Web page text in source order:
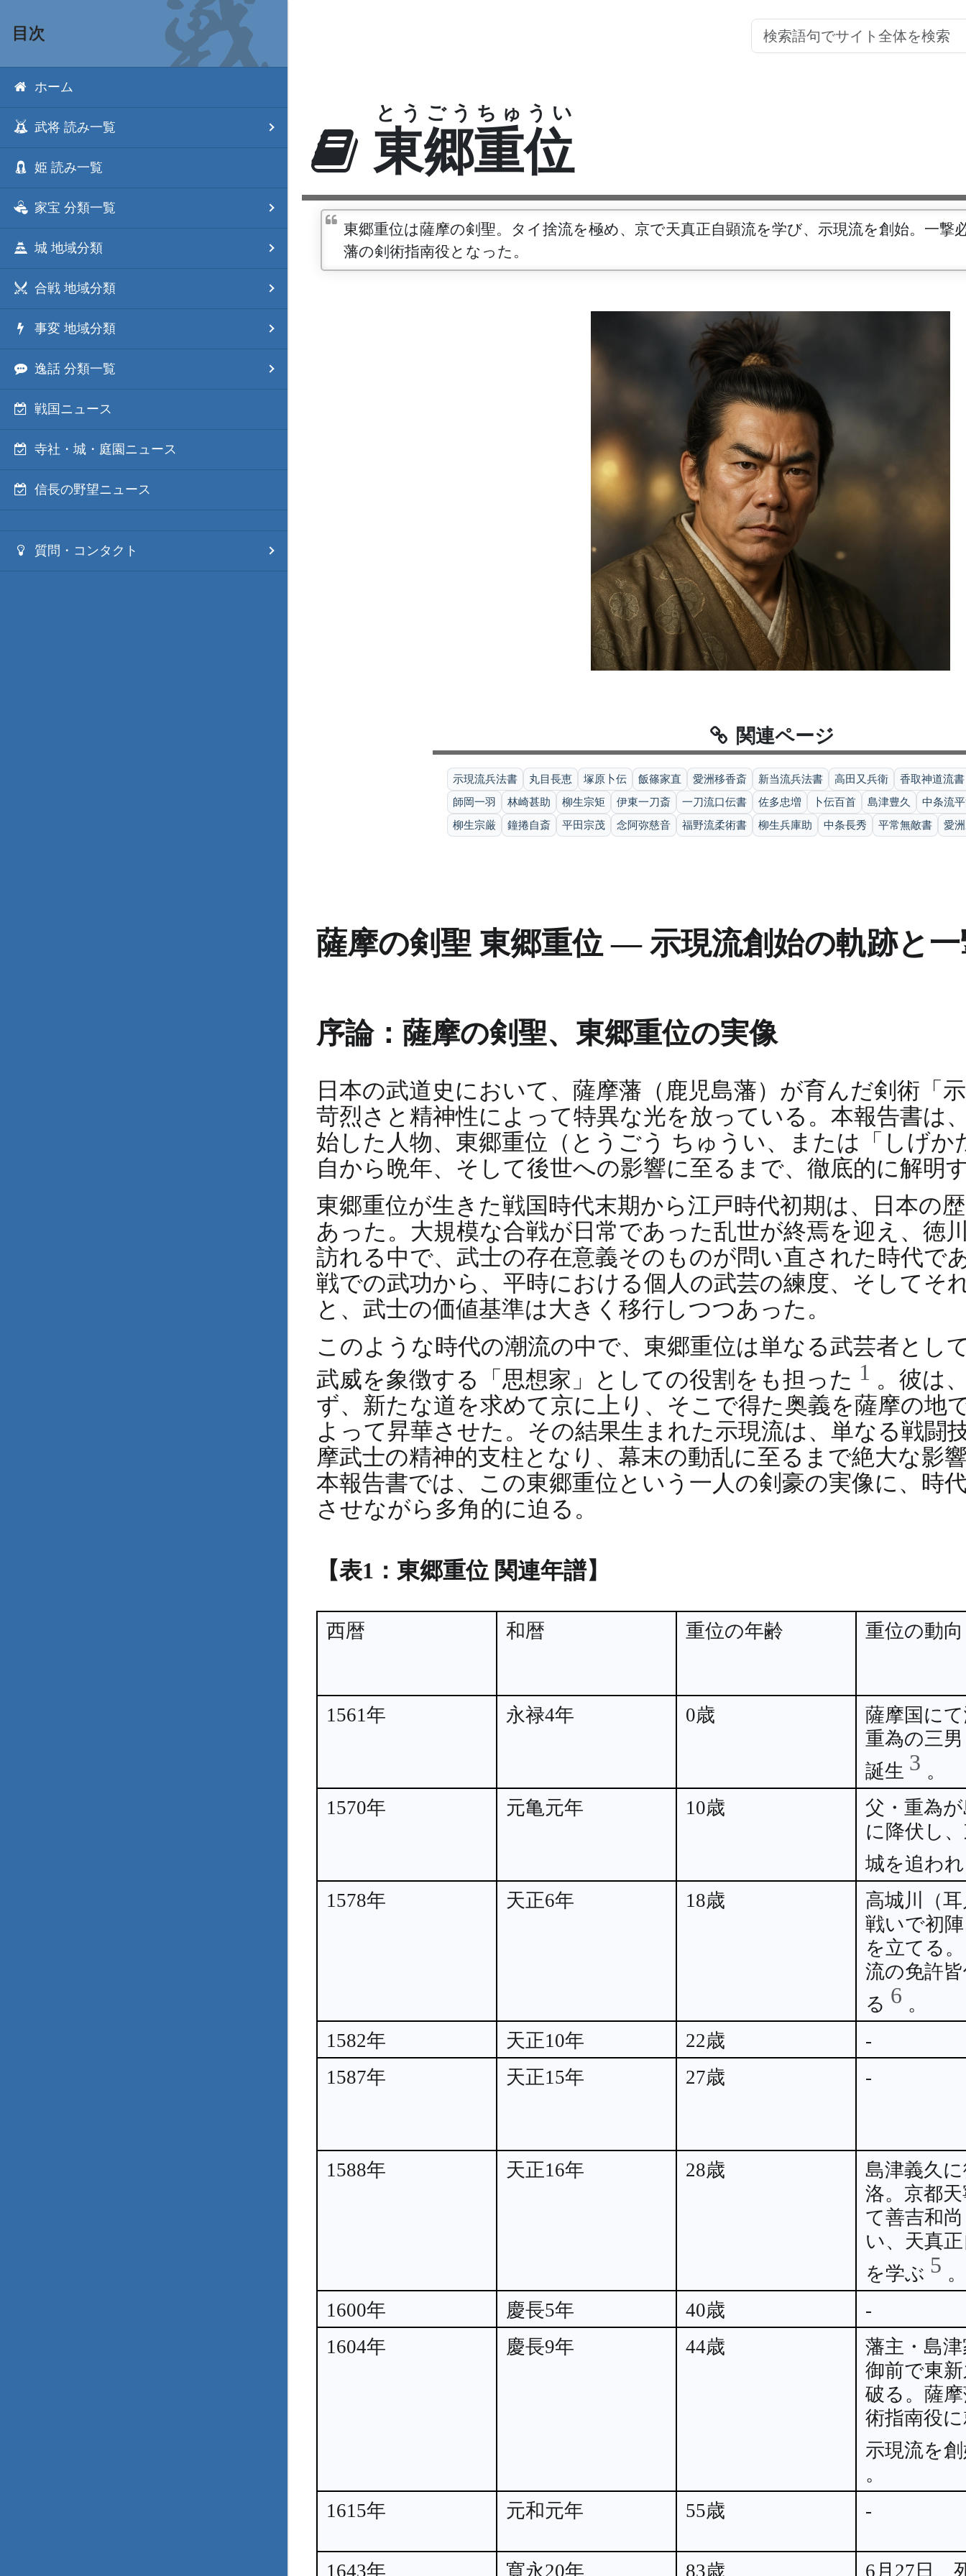
目次
ホーム
武将 読み一覧
姫 読み一覧
家宝 分類一覧
城 地域分類
合戦 地域分類
事変 地域分類
逸話 分類一覧
戦国ニュース
寺社・城・庭園ニュース
信長の野望ニュース
質問・コンタクト
東郷重位
とうごうちゅうい
東郷重位は薩摩の剣聖。タイ捨流を極め、京で天真正自顕流を学び、示現流を創始。一撃
藩の剣術指南役となった。
関連ページ
示現流兵法書 丸目長恵 塚原卜伝 飯篠家直 愛洲移香斎 新当流兵法書 高田又兵衛
香取神道流書
師岡一羽
林崎甚助 柳生宗矩 伊東一刀斎 一刀流口伝書 佐多忠増 卜伝百首 島津豊久
中条流
柳生宗厳
鐘捲自斎 平田宗茂 念阿弥慈音 福野流柔術書 柳生兵庫助 中条長秀 平常無敵書 愛
薩摩の剣聖 東郷重位 — 示現流創始の軌跡と
序論：薩摩の剣聖、東郷重位の実像
日本の武道史において、薩摩藩（鹿児島藩）が育んだ剣術「
苛烈さと精神性によって特異な光を放っている。本報告書は
始した人物、東郷重位（とうごう ちゅうい、または「しげか
自から晩年、そして後世への影響に至るまで、徹底的に解明
東郷重位が生きた戦国時代末期から江戸時代初期は、日本の
あった。大規模な合戦が日常であった乱世が終焉を迎え、徳
訪れる中で、武士の存在意義そのものが問い直された時代で
戦での武功から、平時における個人の武芸の練度、そしてそ
と、武士の価値基準は大きく移行しつつあった。
このような時代の潮流の中で、東郷重位は単なる武芸者とし
武威を象徴する「思想家」としての役割をも担った 1 。彼は
ず、新たな道を求めて京に上り、そこで得た奥義を薩摩の地
よって昇華させた。その結果生まれた示現流は、単なる戦闘
摩武士の精神的支柱となり、幕末の動乱に至るまで絶大な影
本報告書では、この東郷重位という一人の剣豪の実像に、時
させながら多角的に迫る。
【表1：東郷重位 関連年譜】
西暦 和暦 重位の年齢 重位の動向
1561年 永禄4年 0歳
薩摩国に
重為の三
誕生 3 。
1570年
元亀元年 10歳
父・重為
に降伏し
城を追わ
1578年
天正6年 18歳
高城川（
戦いで初
を立てる
流の免許
る 6 。
1582年
天正10年 22歳
-
1587年
天正15年 27歳 -
1588年 天正16年 28歳
島津義久
洛。京都
て善吉和
い、天真
を学ぶ 5 。
1600年
慶長5年 40歳
-
1604年
慶長9年 44歳
藩主・島
御前で東
破る。薩
術指南役
示現流を
。
1615年
元和元年 55歳 -
1643年 寛永20年 83歳 6月27日、